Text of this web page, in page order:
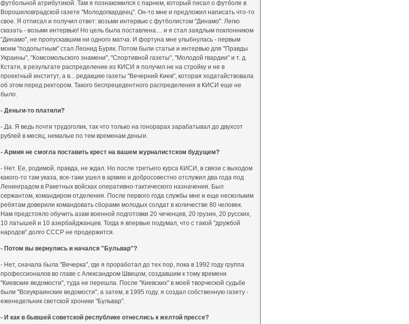
футбольной атрибутикой. Там я познакомился с парнем, который писал о футболе в
Ворошиловградской газете "Молодогвардеец". Он-то мне и предложил написать что-то
свое. Я отписал и получил ответ: возьми интервью с футболистом "Динамо". Легко
сказать - возьми интервью! Но цель была поставлена… и я стал заядлым поклонником
"Динамо", не пропускавшим ни одного матча. И фортуна мне улыбнулась - первым
моим "подопытным" стал Леонид Буряк. Потом были статьи и интервью для "Правды
Украины", "Комсомольского знамени", "Спортивной газеты", "Молодой гвардии" и т. д.
Кстати, в результате распределение из КИСИ я получил не на стройку и не в
проектный институт, а в... редакцию газеты "Вечерний Киев", которая ходатайствовала
об этом перед ректором. Такого беспрецедентного распределения в КИСИ еще не
было.
- Деньги-то платили?
- Да. Я ведь почти трудоголик, так что только на гонорарах зарабатывал до двухсот
рублей в месяц, немалые по тем временам деньги.
- Армия не смогла поставить крест на вашем журналистском будущем?
- Нет. Ее, родимой, правда, не ждал. Но после третьего курса КИСИ, в связи с выходом
какого-то там указа, все-таки ушел в армию и добросовестно отслужил два года под
Ленинградом в Ракетных войсках оперативно-тактического назначения. Был
сержантом, командиром отделения. После первого года службы мне и еще нескольким
ребятам доверили командовать сборами молодых солдат в количестве 80 человек.
Нам предстояло обучить азам военной подготовки 20 чеченцев, 20 грузин, 20 русских,
10 латышей и 10 азербайджанцев. Тогда я впервые подумал, что с такой "дружбой
народов" долго СССР не продержится.
- Потом вы вернулись и начался "Бульвар"?
- Нет, сначала была "Вечерка", где я проработал до тех пор, пока в 1992 году группа
профессионалов во главе с Александром Швецом, создавшим к тому времени
"Киевские ведомости", туда не перешла. После "Киевских" в моей творческой судьбе
были "Всеукраинские ведомости", а затем, в 1995 году, я создал собственную газету -
еженедельник светской хроники "Бульвар".
- И как в бывшей советской республике отнеслись к желтой прессе?